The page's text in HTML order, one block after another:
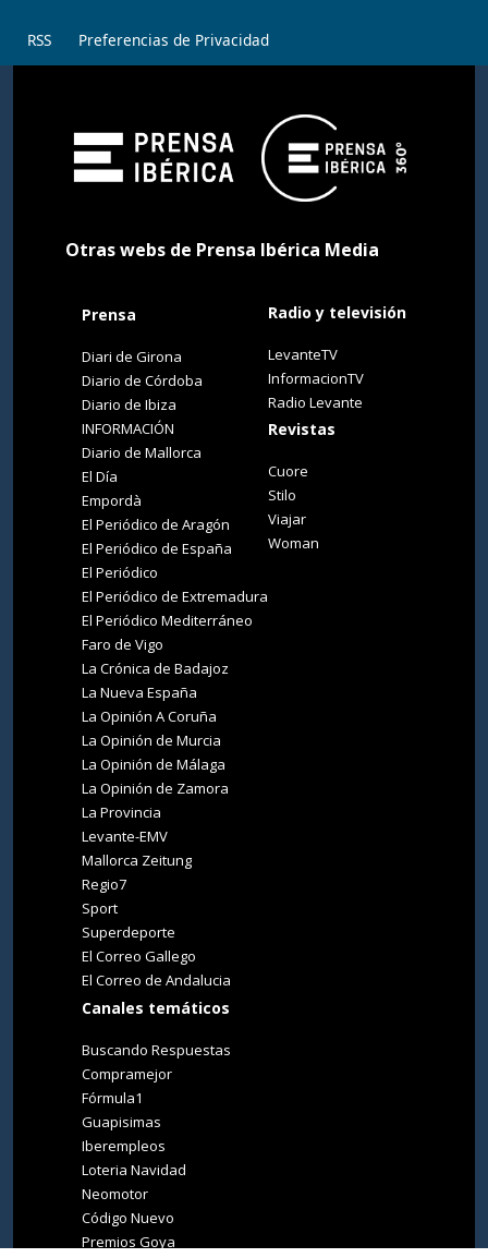
RSS Preferencias de Privacidad
Otras webs de Prensa Ibérica Media
Prensa
Diari de Girona
Diario de Córdoba
Diario de Ibiza
INFORMACIÓN
Diario de Mallorca
El Día
Empordà
El Periódico de Aragón
El Periódico de España
El Periódico
El Periódico de Extremadura
El Periódico Mediterráneo
Faro de Vigo
La Crónica de Badajoz
La Nueva España
La Opinión A Coruña
La Opinión de Murcia
La Opinión de Málaga
La Opinión de Zamora
La Provincia
Levante-EMV
Mallorca Zeitung
Regio7
Sport
Superdeporte
El Correo Gallego
El Correo de Andalucia
Canales temáticos
Buscando Respuestas
Compramejor
Fórmula1
Guapisimas
Iberempleos
Loteria Navidad
Neomotor
Código Nuevo
Premios Goya
Radio y televisión
LevanteTV
InformacionTV
Radio Levante
Revistas
Cuore
Stilo
Viajar
Woman